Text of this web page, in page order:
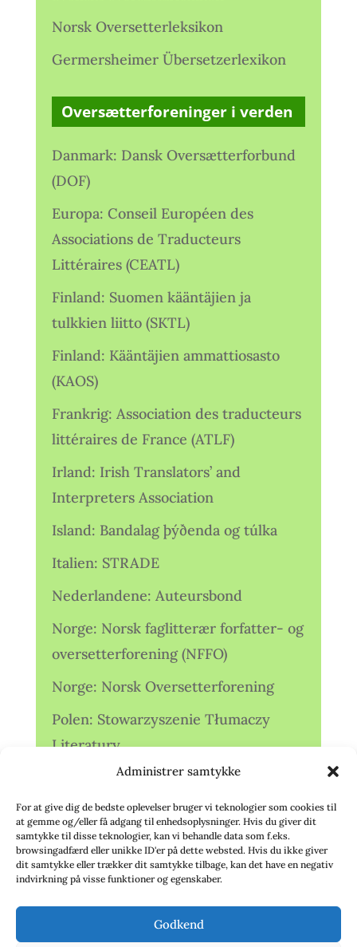
Administrer samtykke
For at give dig de bedste oplevelser bruger vi teknologier som cookies til
at gemme og/eller få adgang til enhedsoplysninger. Hvis du giver dit
samtykke til disse teknologier, kan vi behandle data som f.eks.
browsingadfærd eller unikke ID'er på dette websted. Hvis du ikke giver
dit samtykke eller trækker dit samtykke tilbage, kan det have en negativ
indvirkning på visse funktioner og egenskaber.
Godkend
Norsk Oversetterleksikon
Germersheimer Übersetzerlexikon
Oversætterforeninger i verden
Danmark: Dansk Oversætterforbund
(DOF)
Europa: Conseil Européen des
Associations de Traducteurs
Littéraires (CEATL)
Finland: Suomen kääntäjien ja
tulkkien liitto (SKTL)
Finland: Kääntäjien ammattiosasto
(KAOS)
Frankrig: Association des traducteurs
littéraires de France (ATLF)
Irland: Irish Translators’ and
Interpreters Association
Island: Bandalag þýðenda og túlka
Italien: STRADE
Nederlandene: Auteursbond
Norge: Norsk faglitterær forfatter- og
oversetterforening (NFFO)
Norge: Norsk Oversetterforening
Polen: Stowarzyszenie Tłumaczy
Literatury
Storbritannien: Translators
Association (TA)
Sverige: Översättarsektionen (Ö.)
Sverige: Översättarcentrum (ÖC)
deutschsprachiger Übersetzer (VdÜ)